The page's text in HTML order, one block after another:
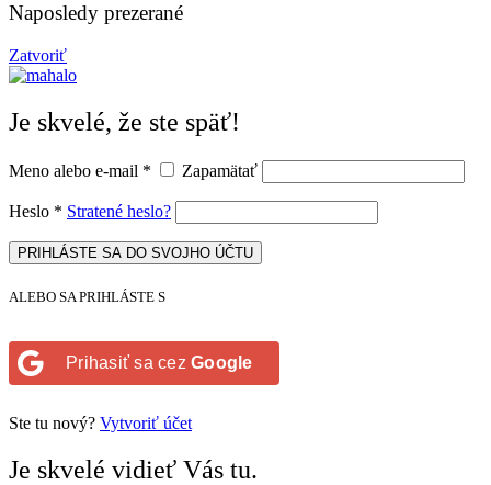
Naposledy prezerané
Zatvoriť
Je skvelé, že ste späť!
Meno alebo e-mail * Zapamätať
Heslo * Stratené heslo?
PRIHLÁSTE SA DO SVOJHO ÚČTU
ALEBO SA PRIHLÁSTE S
Prihasiť sa cez Google
Ste tu nový? Vytvoriť účet
Je skvelé vidieť Vás tu.